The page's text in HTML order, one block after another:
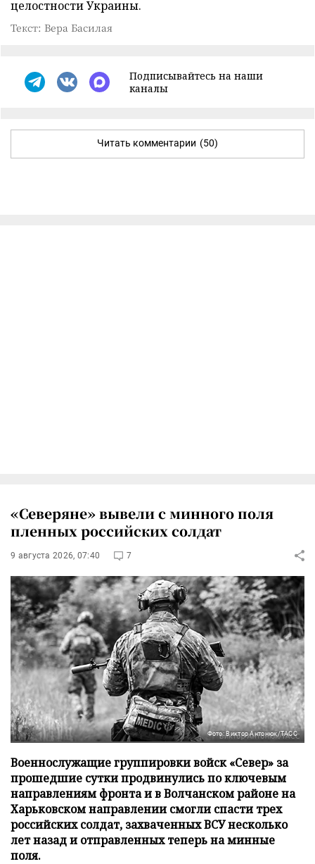
целостности Украины.
Текст: Вера Басилая
Подписывайтесь на наши
каналы
Читать комментарии (50)
«Северяне» вывели с минного поля
пленных российских солдат
9 августа 2026, 07:40 7
Фото: Виктор Антонюк/ТАСС
Военнослужащие группировки войск «Север» за
прошедшие сутки продвинулись по ключевым
направлениям фронта и в Волчанском районе на
Харьковском направлении смогли спасти трех
российских солдат, захваченных ВСУ несколько
лет назад и отправленных теперь на минные
поля.